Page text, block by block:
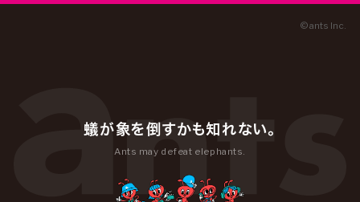
蟻が象を倒すかも知れない。
Ants may defeat elephants.
© ants Inc.